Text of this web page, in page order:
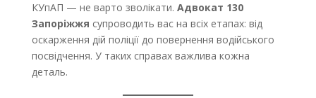
КУпАП — не варто зволікати. Адвокат 130
Запоріжжя супроводить вас на всіх етапах: від
оскарження дій поліції до повернення водійського
посвідчення. У таких справах важлива кожна
деталь.